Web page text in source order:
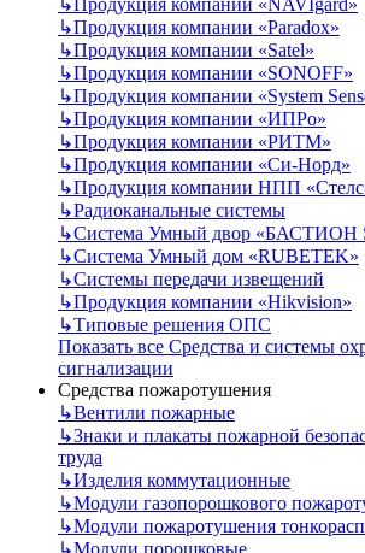
↳Продукция компании «NAVIgard»
↳Продукция компании «Paradox»
↳Продукция компании «Satel»
↳Продукция компании «SONOFF»
↳Продукция компании «System
↳Продукция компании «ИПРо»
↳Продукция компании «РИТМ»
↳Продукция компании «Си-Норд»
↳Продукция компании НПП
↳Радиоканальные системы
↳Система Умный двор «БАСТИОН
↳Система Умный дом «RUBETEK»
↳Системы передачи извещений
↳Продукция компании «Hikvision»
↳Типовые решения ОПС
Показать все Средства и системы
сигнализации
Средства пожаротушения
↳Вентили пожарные
↳Знаки и плакаты пожарной
труда
↳Изделия коммутационные
↳Модули газопорошкового
↳Модули пожаротушения
↳Модули порошковые